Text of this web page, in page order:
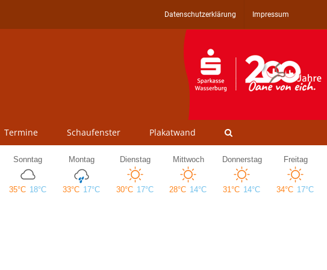
Datenschutzerklärung Impressum
Termine Schaufenster Plakatwand